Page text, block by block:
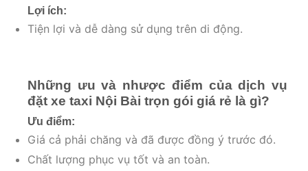
Lợi ích:
Tiện lợi và dễ dàng sử dụng trên di động.
Những ưu và nhược điểm của dịch vụ
đặt xe taxi Nội Bài trọn gói giá rẻ là gì?
Ưu điểm:
Giá cả phải chăng và đã được đồng ý trước đó.
Chất lượng phục vụ tốt và an toàn.